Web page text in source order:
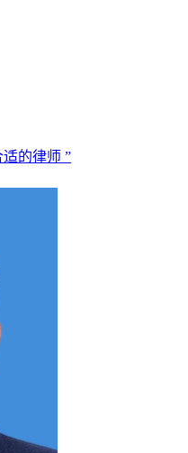
的律师 ”